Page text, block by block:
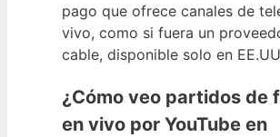
pago que ofrece canales de
vivo, como si fuera un
cable, disponible solo en
¿Cómo veo partidos de
en vivo por YouTube en